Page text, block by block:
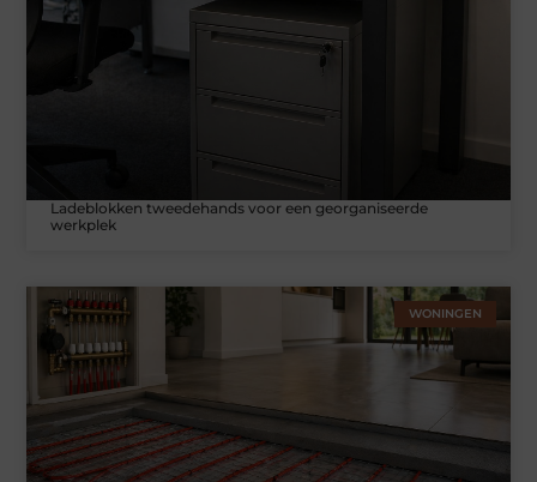
Ladeblokken tweedehands voor een georganiseerde
werkplek
WONINGEN